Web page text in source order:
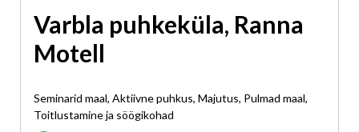
Varbla puhkeküla, Ranna
Motell
Seminarid maal, Aktiivne puhkus, Majutus, Pulmad maal,
Toitlustamine ja söögikohad